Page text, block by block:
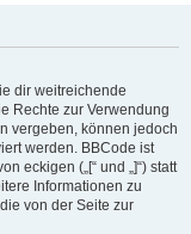
dir weitreichende
Rechte zur Verwendung
vergeben, können jedoch
werden. BBCode ist
eckigen („[“ und „]“) statt
Informationen zu
von der Seite zur